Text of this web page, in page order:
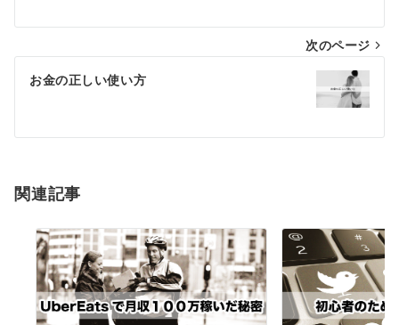
ビ
ゲ
シ
ン
次のページ
お金の正しい使い方
関連記事